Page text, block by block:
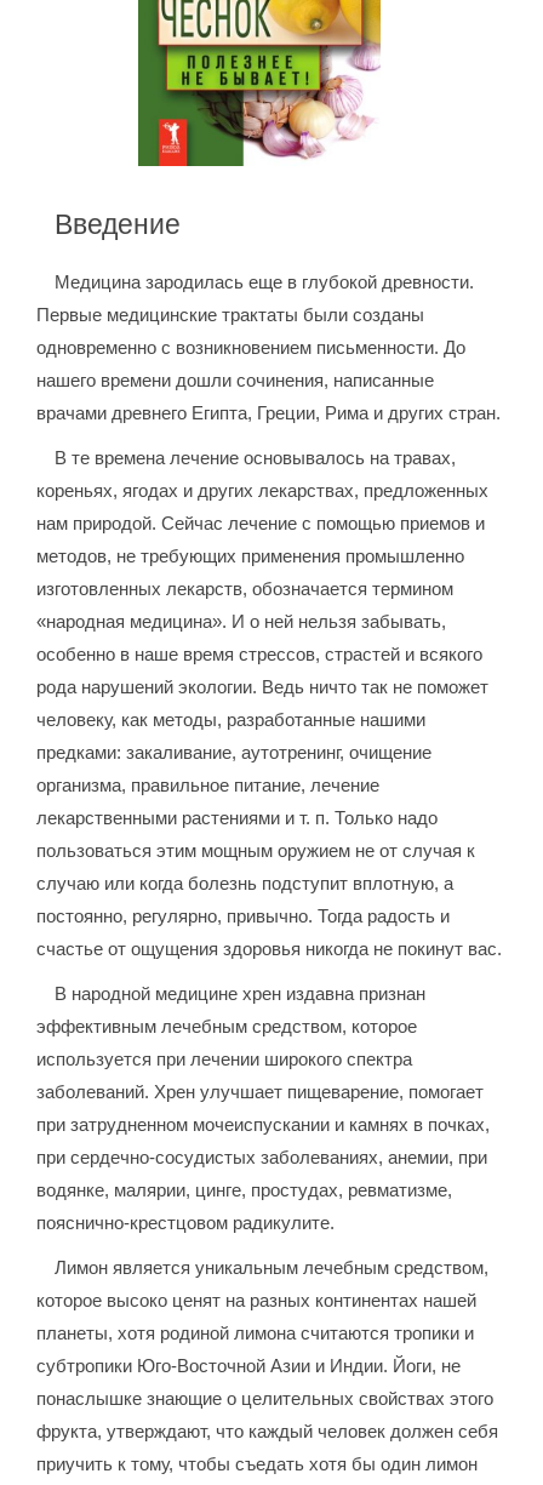
Введение
Медицина зародилась еще в глубокой древности.
Первые медицинские трактаты были созданы
одновременно с возникновением письменности. До
нашего времени дошли сочинения, написанные
врачами древнего Египта, Греции, Рима и других стран.
В те времена лечение основывалось на травах,
кореньях, ягодах и других лекарствах, предложенных
нам природой. Сейчас лечение с помощью приемов и
методов, не требующих применения промышленно
изготовленных лекарств, обозначается термином
«народная медицина». И о ней нельзя забывать,
особенно в наше время стрессов, страстей и всякого
рода нарушений экологии. Ведь ничто так не поможет
человеку, как методы, разработанные нашими
предками: закаливание, аутотренинг, очищение
организма, правильное питание, лечение
лекарственными растениями и т. п. Только надо
пользоваться этим мощным оружием не от случая к
случаю или когда болезнь подступит вплотную, а
постоянно, регулярно, привычно. Тогда радость и
счастье от ощущения здоровья никогда не покинут вас.
В народной медицине хрен издавна признан
эффективным лечебным средством, которое
используется при лечении широкого спектра
заболеваний. Хрен улучшает пищеварение, помогает
при затрудненном мочеиспускании и камнях в почках,
при сердечно-сосудистых заболеваниях, анемии, при
водянке, малярии, цинге, простудах, ревматизме,
пояснично-крестцовом радикулите.
Лимон является уникальным лечебным средством,
которое высоко ценят на разных континентах нашей
планеты, хотя родиной лимона считаются тропики и
субтропики Юго-Восточной Азии и Индии. Йоги, не
понаслышке знающие о целительных свойствах этого
фрукта, утверждают, что каждый человек должен себя
приучить к тому, чтобы съедать хотя бы один лимон